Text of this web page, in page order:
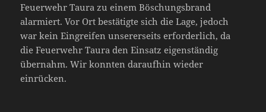
Feuerwehr Taura zu einem Böschungsbrand
alarmiert. Vor Ort bestätigte sich die Lage, jedoch
war kein Eingreifen unsererseits erforderlich, da
die Feuerwehr Taura den Einsatz eigenständig
übernahm. Wir konnten daraufhin wieder
einrücken.